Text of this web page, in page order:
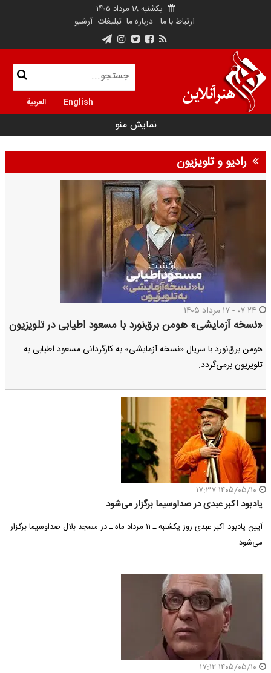
یکشنبه ۱۸ مرداد ۱۴۰۵
ارتباط با ما درباره ما تبلیغات آرشیو
English العربية
نمایش منو
رادیو و تلویزیون
«نسخه آزمایشی» هومن برق‌نورد با مسعود اطیابی در تلویزیون
هومن برق‌نورد با سریال «نسخه آزمایشی» به کارگردانی مسعود اطیابی به
تلویزیون برمی‌گردد.
یادبود اکبر عبدی در صداوسیما برگزار می‌شود
آیین یادبود اکبر عبدی روز یکشنبه ـ ۱۱ مرداد ماه ـ در مسجد بلال صداوسیما برگزار
می‌شود.